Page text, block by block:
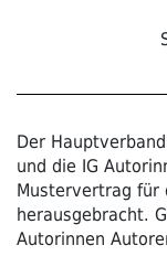
Der
und die IG
Mustervertrag für
herausgebracht.
Autorinnen